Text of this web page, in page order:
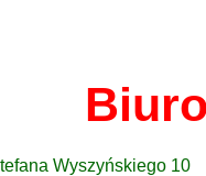
Wyszyńskiego 10